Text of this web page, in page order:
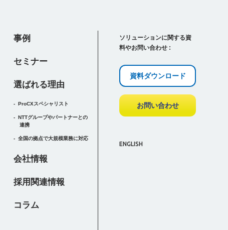
事例
セミナー
選ばれる理由
ProCXスペシャリスト
NTTグループやパートナーとの
連携
全国の拠点で大規模業務に対応
会社情報
採用関連情報
コラム
ソリューションに関する資
料やお問い合わせ :
資料ダウンロード
お問い合わせ
ENGLISH